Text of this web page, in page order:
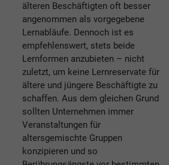
älteren Beschäftigten oft besser
angenommen als vorgegebene
Lernabläufe. Dennoch ist es
empfehlenswert, stets beide
Lernformen anzubieten – nicht
zuletzt, um keine Lernreservate für
ältere und jüngere Beschäftigte zu
schaffen. Aus dem gleichen Grund
sollten Unternehmen immer
Veranstaltungen für
altersgemischte Gruppen
konzipieren und so